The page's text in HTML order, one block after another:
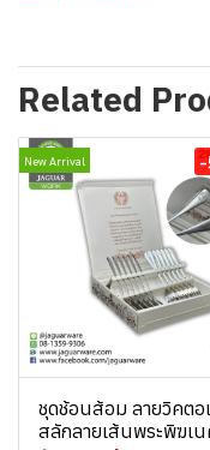
Related
New Arrival
ชุดช้อนส้อม ลายวิคตอ
สลักลายเส้นพระพิฆเ